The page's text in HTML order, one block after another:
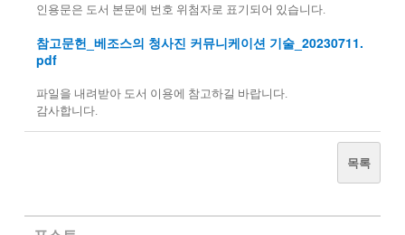
인용문은 도서 본문에 번호 위첨자로 표기되어 있습니다.
참고문헌_베조스의 청사진 커뮤니케이션 기술_20230711.
pdf
파일을 내려받아 도서 이용에 참고하길 바랍니다.
감사합니다.
목록